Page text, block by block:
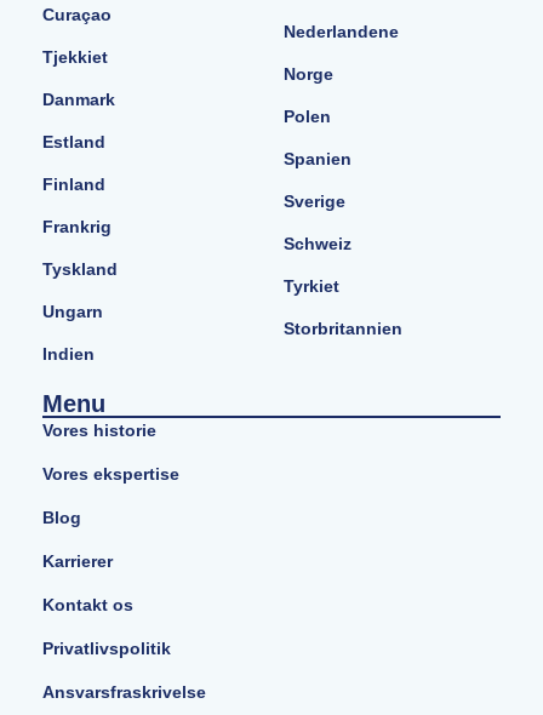
Curaçao
Tjekkiet
Danmark
Estland
Finland
Frankrig
Tyskland
Ungarn
Indien
Nederlandene
Norge
Polen
Spanien
Sverige
Schweiz
Tyrkiet
Storbritannien
Menu
Vores historie
Vores ekspertise
Blog
Karrierer
Kontakt os
Privatlivspolitik
Ansvarsfraskrivelse